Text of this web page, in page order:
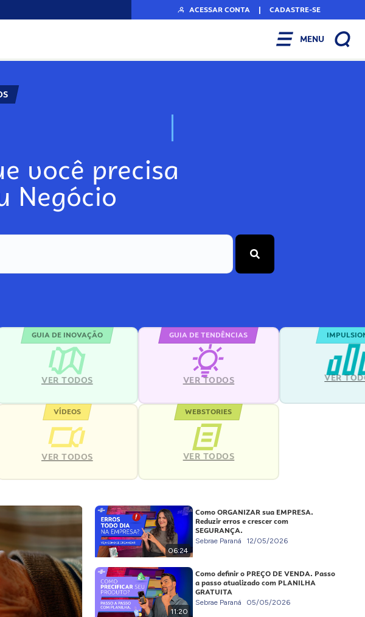
ACESSAR CONTA | CADASTRE-SE
MENU
N
você precisa
Negócio
GUIA DE INOVAÇÃO
VER TODOS
GUIA DE TENDÊNCIAS
VER TODOS VER
VÍDEOS
VER TODOS
WEBSTORIES
VER TODOS
06:24
Como ORGANIZAR sua EMPRESA.
Reduzir erros e crescer com
SEGURANÇA.
Sebrae Paraná 12/05/2026
11:20
Como definir o PREÇO DE VENDA. Passo
a passo atualizado com PLANILHA
GRATUITA
Sebrae Paraná 05/05/2026